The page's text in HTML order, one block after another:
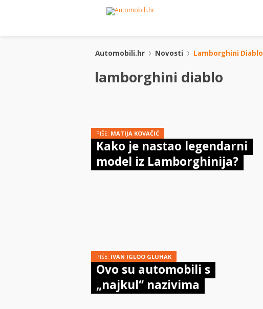
Automobili.hr Novosti Lamborghini Diablo
lamborghini diablo
PIŠE: MATIJA KOVAČIĆ
Kako je nastao legendarni
model iz Lamborghinija?
PIŠE: IVAN IGLOO GLUHAK
Ovo su automobili s
„najkul“ nazivima